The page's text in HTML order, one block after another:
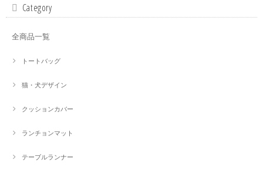
Category
全商品一覧
トートバッグ
猫・犬デザイン
クッションカバー
ランチョンマット
テーブルランナー